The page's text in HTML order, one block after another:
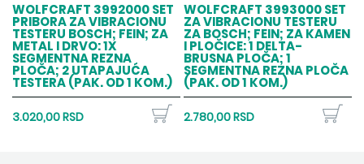
WOLFCRAFT 3992000 SET
PRIBORA ZA VIBRACIONU
TESTERU BOSCH; FEIN; ZA
METAL I DRVO: 1X
SEGMENTNA REZNA
PLOČA; 2 UTAPAJUĆA
TESTERA (PAK. OD 1 KOM.)
3.020,00 RSD
WOLFCRAFT 3993000 SET
ZA VIBRACIONU TESTERU
ZA BOSCH; FEIN; ZA KAMEN
I PLOČICE: 1 DELTA-
BRUSNA PLOČA; 1
SEGMENTNA REZNA PLOČA
(PAK. OD 1 KOM.)
2.780,00 RSD